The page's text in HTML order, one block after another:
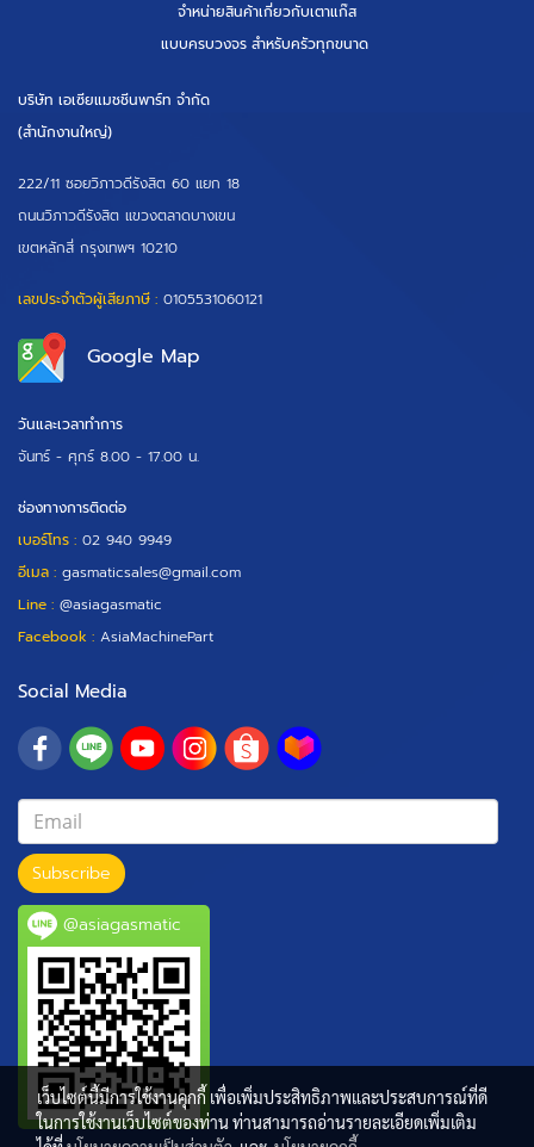
จำหน่ายสินค้าเกี่ยวกับเตาแก๊ส
แบบครบวงจร สำหรับครัวทุกขนาด
บริษัท เอเซียแมชชีนพาร์ท จำกัด
(สำนักงานใหญ่)
222/11 ซอยวิภาวดีรังสิต 60 แยก 18
ถนนวิภาวดีรังสิต แขวงตลาดบางเขน
เขตหลักสี่ กรุงเทพฯ 10210
เลขประจำตัวผู้เสียภาษี : 0105531060121
Google Map
วันและเวลาทำการ
จันทร์ - ศุกร์ 8.00 - 17.00 น.
ช่องทางการติดต่อ
เบอร์โทร : 02 940 9949
อีเมล : gasmaticsales@gmail.com
Line : @asiagasmatic
Facebook : AsiaMachinePart
Social Media
Subscribe
@asiagasmatic
เว็บไซต์นี้มีการใช้งานคุกกี้ เพื่อเพิ่มประสิทธิภาพและประสบการณ์ที่ดี
ในการใช้งานเว็บไซต์ของท่าน ท่านสามารถอ่านรายละเอียดเพิ่มเติม